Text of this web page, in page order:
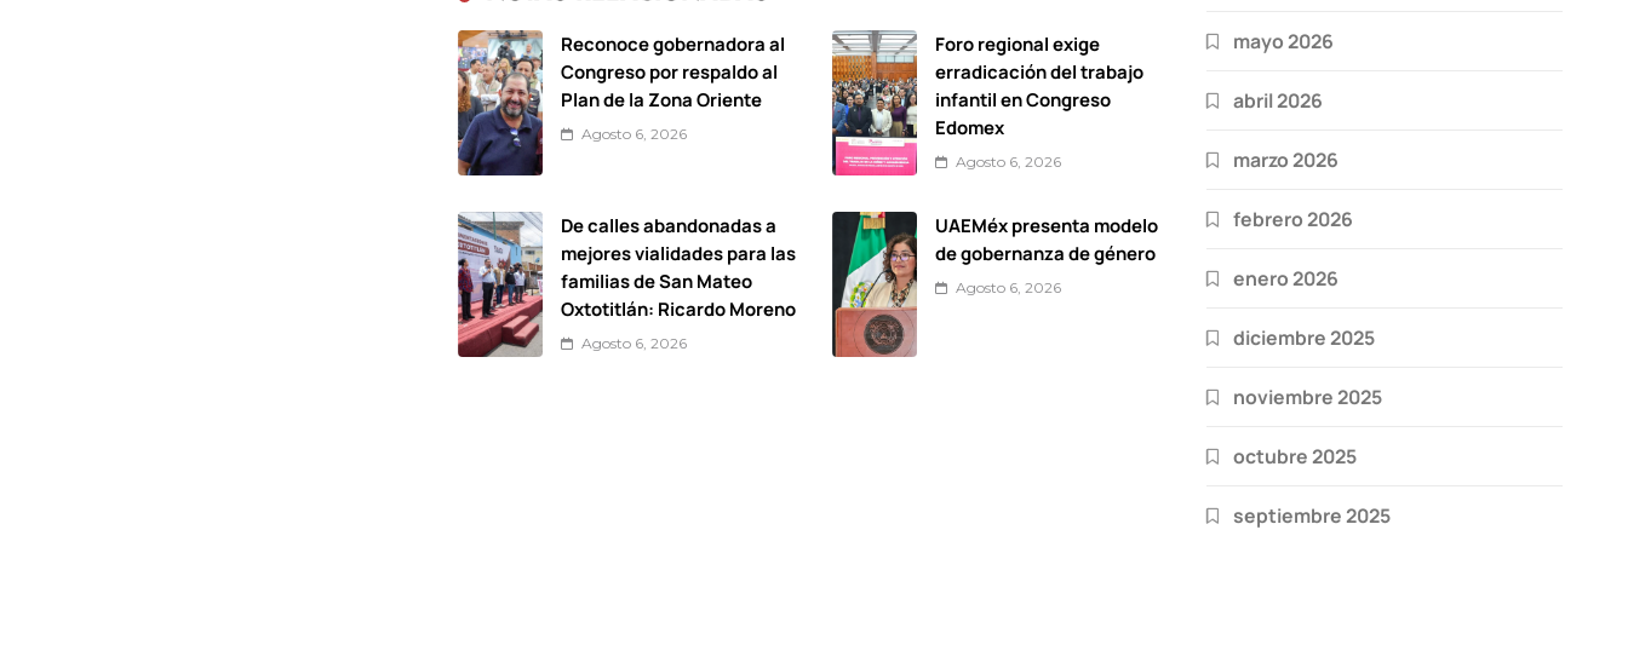
Reconoce gobernadora al
Congreso por respaldo al
Plan de la Zona Oriente
Agosto 6, 2026
Foro regional exige
erradicación del trabajo
infantil en Congreso
Edomex
Agosto 6, 2026
De calles abandonadas a
mejores vialidades para las
familias de San Mateo
Oxtotitlán: Ricardo Moreno
Agosto 6, 2026
UAEMéx presenta modelo
de gobernanza de género
Agosto 6, 2026
mayo 2026
abril 2026
marzo 2026
febrero 2026
enero 2026
diciembre 2025
noviembre 2025
octubre 2025
septiembre 2025